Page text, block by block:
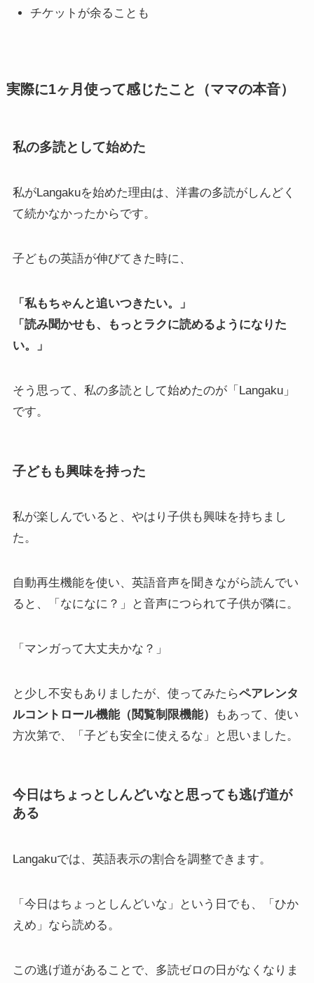
チケットが余ることも
実際に1ヶ月使って感じたこと（ママの本音）
私の多読として始めた
私がLangakuを始めた理由は、洋書の多読がしんどく
て続かなかったからです。
子どもの英語が伸びてきた時に、
「私もちゃんと追いつきたい。」
「読み聞かせも、もっとラクに読めるようになりた
い。」
そう思って、私の多読として始めたのが「Langaku」
です。
子どもも興味を持った
私が楽しんでいると、やはり子供も興味を持ちまし
た。
自動再生機能を使い、英語音声を聞きながら読んでい
ると、「なになに？」と音声につられて子供が隣に。
「マンガって大丈夫かな？」
と少し不安もありましたが、使ってみたらペアレンタ
ルコントロール機能（閲覧制限機能）
もあって、使い
方次第で、「子ども安全に使えるな」と思いました。
今日はちょっとしんどいなと思っても逃げ道が
ある
Langakuでは、英語表示の割合を調整できます。
「今日はちょっとしんどいな」という日でも、「ひか
えめ」なら読める。
この逃げ道があることで、多読ゼロの日がなくなりま